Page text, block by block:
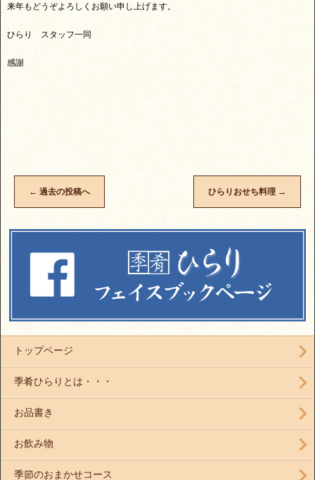
来年もどうぞよろしくお願い申し上げます。
ひらり スタッフ一同
感謝
← 過去の投稿へ ひらりおせち料理 →
トップページ
季肴ひらりとは・・・
お品書き
お飲み物
季節のおまかせコース